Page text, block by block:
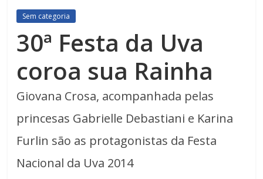
Sem categoria
30ª Festa da Uva
coroa sua Rainha
Giovana Crosa, acompanhada pelas
princesas Gabrielle Debastiani e Karina
Furlin são as protagonistas da Festa
Nacional da Uva 2014